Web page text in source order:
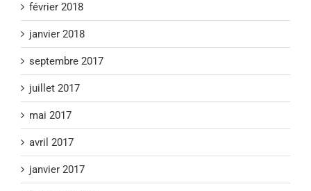
février 2018
janvier 2018
septembre 2017
juillet 2017
mai 2017
avril 2017
janvier 2017